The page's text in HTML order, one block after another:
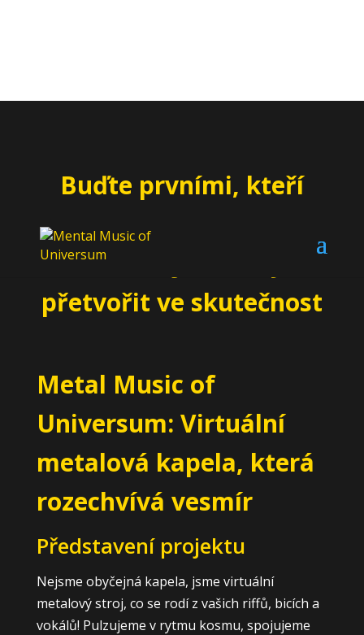
Buďte prvními, kteří
nám pomohou
následující řádky
přetvořit ve skutečnost
Metal Music of
Universum: Virtuální
metalová kapela, která
rozechvívá vesmír
Představení projektu
Nejsme obyčejná kapela, jsme virtuální
metalový stroj, co se rodí z vašich riffů, bicích a
vokálů! Pulzujeme v rytmu kosmu, spojujeme